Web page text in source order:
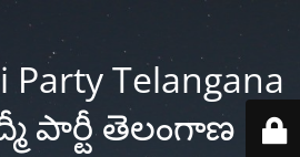
Party Telangana
పార్టీ తెలంగాణ